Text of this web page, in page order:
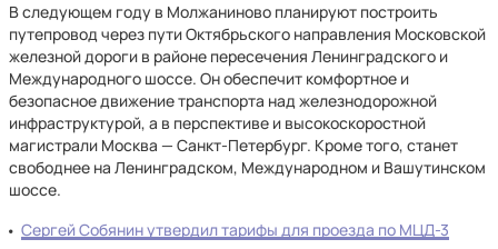
В следующем году в Молжаниново планируют построить
путепровод через пути Октябрьского направления Московской
железной дороги в районе пересечения Ленинградского и
Международного шоссе. Он обеспечит комфортное и
безопасное движение транспорта над железнодорожной
инфраструктурой, а в перспективе и высокоскоростной
магистрали Москва — Санкт-Петербург. Кроме того, станет
свободнее на Ленинградском, Международном и Вашутинском
шоссе.
Сергей Собянин утвердил тарифы для проезда по МЦД-3